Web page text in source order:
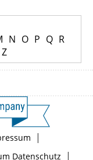
N O P Q R
Z
|
Datenschutz |